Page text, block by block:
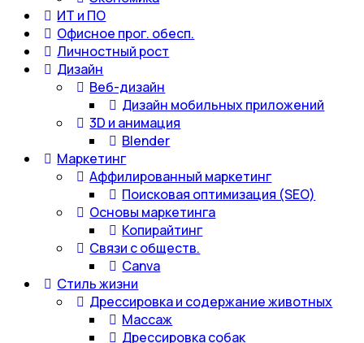
ИТ и ПО
Офисное прог. обесп.
Личностный рост
Дизайн
Веб-дизайн
Дизайн мобильных приложений
3D и анимация
Blender
Маркетинг
Аффилированный маркетинг
Поисковая оптимизация (SEO)
Основы маркетинга
Копирайтинг
Связи с обществ.
Canva
Стиль жизни
Дрессировка и содержание животных
Массаж
Дрессировка собак